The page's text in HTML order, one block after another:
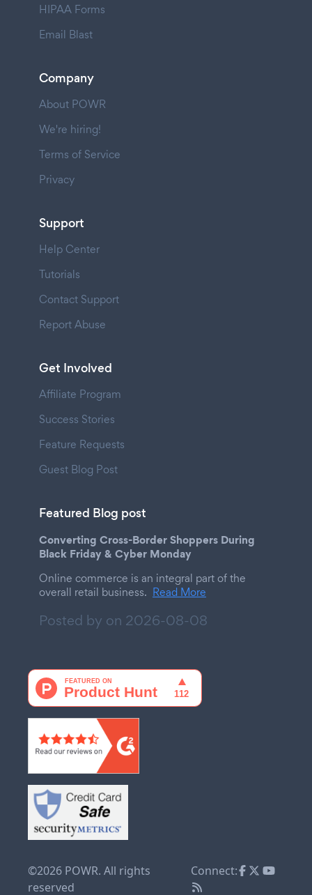
HIPAA Forms
Email Blast
Company
About POWR
We're hiring!
Terms of Service
Privacy
Support
Help Center
Tutorials
Contact Support
Report Abuse
Get Involved
Affiliate Program
Success Stories
Feature Requests
Guest Blog Post
Featured Blog post
Converting Cross-Border Shoppers During
Black Friday & Cyber Monday
Online commerce is an integral part of the
overall retail business. Read More
Posted by on 2026-08-08
©2026 POWR. All rights
reserved
Connect: